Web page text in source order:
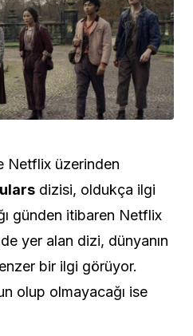
Netflix üzerinden
dizisi, oldukça ilgi
günden itibaren Netflix
yer alan dizi, dünyanın
bir ilgi görüyor.
olup olmayacağı ise